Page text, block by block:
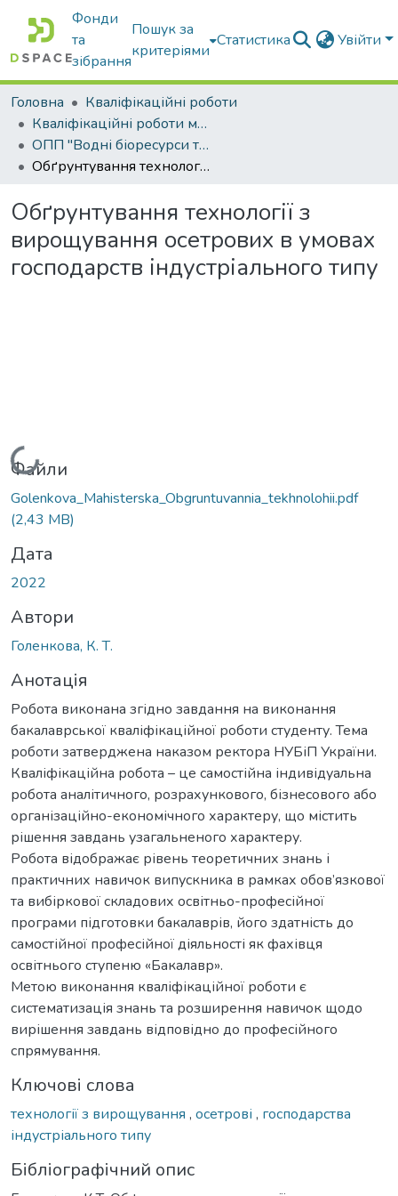
Фонди
та
зібрання
Пошук за
критеріями
Статистика Увійти
Головна
Кваліфікаційні роботи
Кваліфікаційні роботи магістрів
ОПП "Водні біоресурси та аквакультура"
Обґрунтування технології з вирощування осетрових в умовах господарств індустріального типу
Обґрунтування технології з
вирощування осетрових в умовах
господарств індустріального типу
Вантажиться...
Файли
Golenkova_Мahisterska_Obgruntuvannia_tekhnolohii.pdf
(2,43 MB)
Дата
2022
Автори
Голенкова, К. Т.
Анотація
Робота виконана згідно завдання на виконання
бакалаврської кваліфікаційної роботи студенту. Тема
роботи затверджена наказом ректора НУБіП України.
Кваліфікаційна робота – це самостійна індивідуальна
робота аналітичного, розрахункового, бізнесового або
організаційно-економічного характеру, що містить
рішення завдань узагальненого характеру.
Робота відображає рівень теоретичних знань і
практичних навичок випускника в рамках обов’язкової
та вибіркової складових освітньо-професійної
програми підготовки бакалаврів, його здатність до
самостійної професійної діяльності як фахівця
освітнього ступеню «Бакалавр».
Метою виконання кваліфікаційної роботи є
систематизація знань та розширення навичок щодо
вирішення завдань відповідно до професійного
спрямування.
Ключові слова
технології з вирощування , осетрові , господарства
індустріального типу
Бібліографічний опис